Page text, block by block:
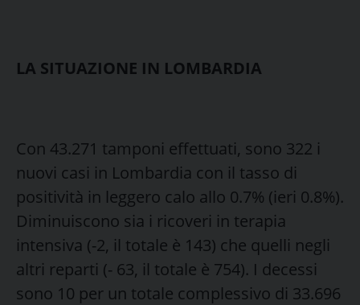
LA SITUAZIONE IN LOMBARDIA
Con 43.271 tamponi effettuati, sono 322 i
nuovi casi in Lombardia con il tasso di
positività in leggero calo allo 0.7% (ieri 0.8%).
Diminuiscono sia i ricoveri in terapia
intensiva (-2, il totale è 143) che quelli negli
altri reparti (- 63, il totale è 754). I decessi
sono 10 per un totale complessivo di 33.696